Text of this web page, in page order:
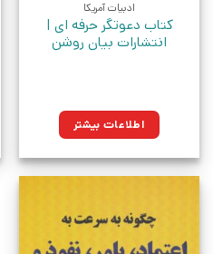
ادبیات آمریکا
کتاب دعوتگر حرفه ای |
انتشارات بیان روشن
اطلاعات بیشتر